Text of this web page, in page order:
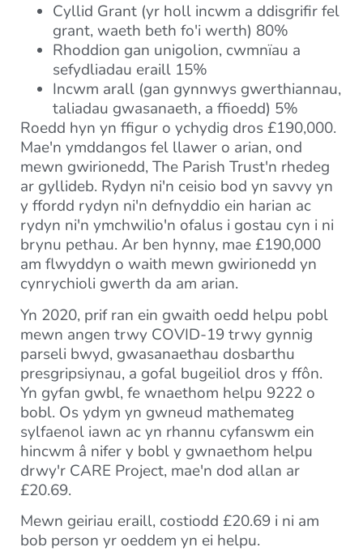
Cyllid Grant (yr holl incwm a ddisgrifir fel
grant, waeth beth fo'i werth) 80%
Rhoddion gan unigolion, cwmnïau a
sefydliadau eraill 15%
Incwm arall (gan gynnwys gwerthiannau,
taliadau gwasanaeth, a ffioedd) 5%
Roedd hyn yn ffigur o ychydig dros £190,000.
Mae'n ymddangos fel llawer o arian, ond
mewn gwirionedd, The Parish Trust'n rhedeg
ar gyllideb. Rydyn ni'n ceisio bod yn savvy yn
y ffordd rydyn ni'n defnyddio ein harian ac
rydyn ni'n ymchwilio'n ofalus i gostau cyn i ni
brynu pethau. Ar ben hynny, mae £190,000
am flwyddyn o waith mewn gwirionedd yn
cynrychioli gwerth da am arian.
Yn 2020, prif ran ein gwaith oedd helpu pobl
mewn angen trwy COVID-19 trwy gynnig
parseli bwyd, gwasanaethau dosbarthu
presgripsiynau, a gofal bugeiliol dros y ffôn.
Yn gyfan gwbl, fe wnaethom helpu 9222 o
bobl. Os ydym yn gwneud mathemateg
sylfaenol iawn ac yn rhannu cyfanswm ein
hincwm â nifer y bobl y gwnaethom helpu
drwy'r CARE Project, mae'n dod allan ar
£20.69.
Mewn geiriau eraill, costiodd £20.69 i ni am
bob person yr oeddem yn ei helpu.